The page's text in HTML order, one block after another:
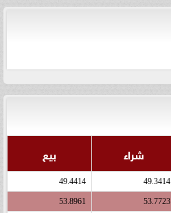
شراء بيع
49.3414
49.4414
53.7723
53.8961